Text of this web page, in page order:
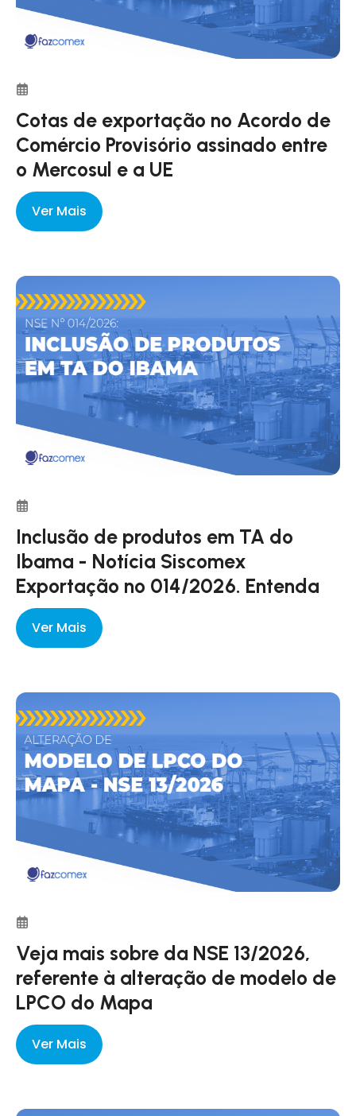
Cotas de exportação no Acordo de
Comércio Provisório assinado entre
o Mercosul e a UE
Ver Mais
Inclusão de produtos em TA do
Ibama - Notícia Siscomex
Exportação nº 014/2026. Entenda
Ver Mais
Veja mais sobre da NSE 13/2026,
referente à alteração de modelo de
LPCO do Mapa
Ver Mais